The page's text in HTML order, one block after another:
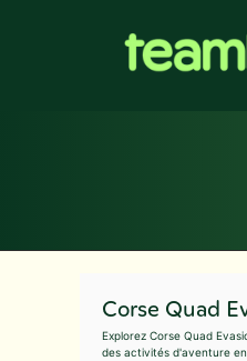
Corse Quad
Explorez Corse Quad
des activités d'aventure